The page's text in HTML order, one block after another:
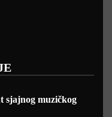
sjajnog muzičkog